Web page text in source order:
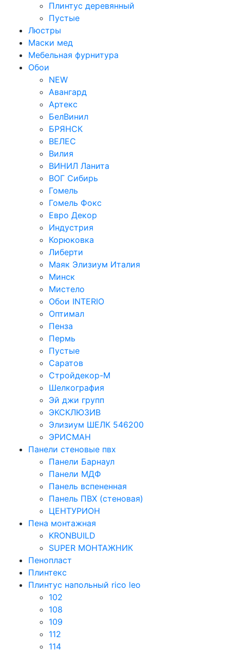
Плинтус деревянный
Пустые
Люстры
Маски мед
Мебельная фурнитура
Обои
NEW
Авангард
Артекс
БелВинил
БРЯНСК
ВЕЛЕС
Вилия
ВИНИЛ Ланита
ВОГ Сибирь
Гомель
Гомель Фокс
Евро Декор
Индустрия
Корюковка
Либерти
Маяк Элизиум Италия
Минск
Мистело
Обои INTERIO
Оптимал
Пенза
Пермь
Пустые
Саратов
Стройдекор-М
Шелкография
Эй джи групп
ЭКСКЛЮЗИВ
Элизиум ШЕЛК 546200
ЭРИСМАН
Панели стеновые пвх
Панели Барнаул
Панели МДФ
Панель вспененная
Панель ПВХ (стеновая)
ЦЕНТУРИОН
Пена монтажная
KRONBUILD
SUPER МОНТАЖНИК
Пенопласт
Плинтекс
Плинтус напольный rico leo
102
108
109
112
114